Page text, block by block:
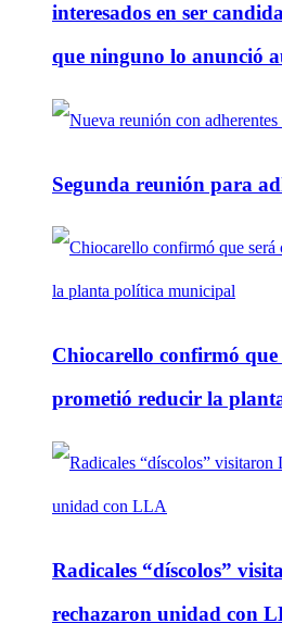
interesados en ser
que ninguno lo anunció
Segunda reunión para
Chiocarello confirmó
prometió reducir la
Radicales “díscolos”
rechazaron unidad con